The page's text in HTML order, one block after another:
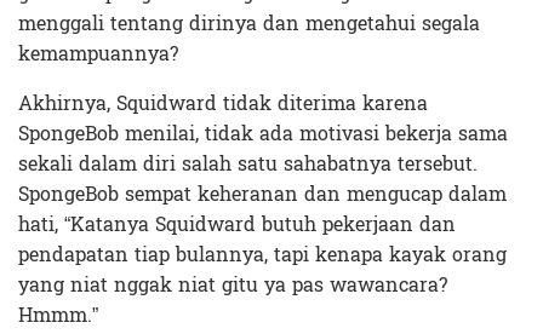
menggali tentang dirinya dan mengetahui segala
kemampuannya?
Akhirnya, Squidward tidak diterima karena
SpongeBob menilai, tidak ada motivasi bekerja sama
sekali dalam diri salah satu sahabatnya tersebut.
SpongeBob sempat keheranan dan mengucap dalam
hati, “Katanya Squidward butuh pekerjaan dan
pendapatan tiap bulannya, tapi kenapa kayak orang
yang niat nggak niat gitu ya pas wawancara?
Hmmm.”